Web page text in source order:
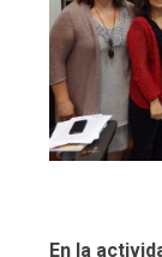
En la